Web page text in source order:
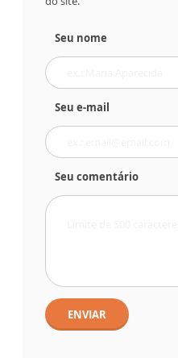
Seu nome
Seu e-mail
Seu comentário
ENVIAR